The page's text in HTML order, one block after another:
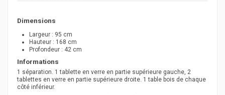
Dimensions
Largeur : 95 cm
Hauteur : 168 cm
Profondeur : 42 cm
Informations
1 séparation. 1 tablette en verre en partie supérieure gauche, 2
tablettes en verre en partie supérieure droite. 1 table bois de chaque
côté inférieur.